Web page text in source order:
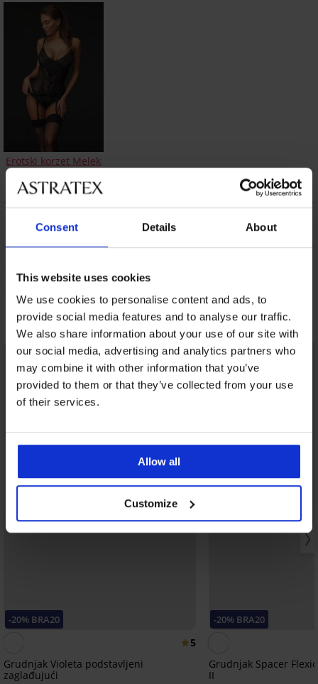
Consent Details About
This website uses cookies
We use cookies to personalise content and ads, to
provide social media features and to analyse our traffic.
We also share information about your use of our site with
our social media, advertising and analytics partners who
may combine it with other information that you’ve
provided to them or that they’ve collected from your use
of their services.
Allow all
Customize
Erotski korzet Melek
DOSTAVA I PLAĆANJE
ODRŽAVANJE I PRANJE
Možda će vam se svidjeti
-20% BRA20
5
Grudnjak Violeta podstavljeni
zaglađujući
-20% BRA20
Grudnjak Spacer
II